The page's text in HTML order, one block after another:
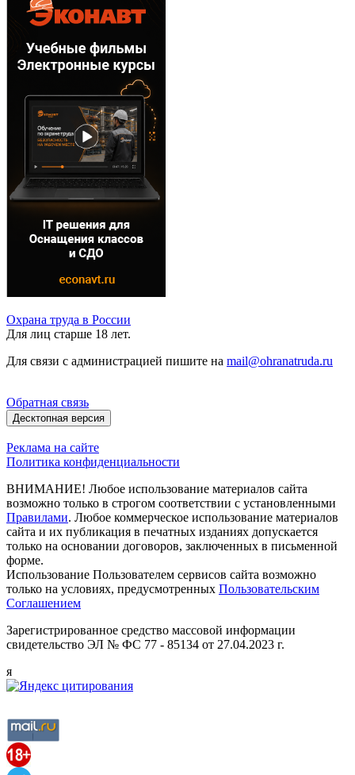
Охрана труда в России
Для лиц старше 18 лет.
Для связи с администрацией пишите на mail@ohranatruda.ru
Обратная связь
Десктопная версия
Реклама на сайте
Политика конфиденциальности
ВНИМАНИЕ! Любое использование материалов сайта
возможно только в строгом соответствии с установленными
Правилами. Любое коммерческое использование материалов
сайта и их публикация в печатных изданиях допускается
только на основании договоров, заключенных в письменной
форме.
Использование Пользователем сервисов сайта возможно
только на условиях, предусмотренных Пользовательским
Соглашением
Зарегистрированное средство массовой информации
свидетельство ЭЛ № ФС 77 - 85134 от 27.04.2023 г.
я